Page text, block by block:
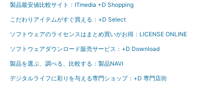
製品最安値比較サイト：ITmedia +D Shopping
こだわりアイテムがすぐ買える：+D Select
ソフトウェアのライセンスはまとめ買いがお得：LICENSE ONLINE
ソフトウェアダウンロード販売サービス：+D Download
製品を選ぶ、調べる、比較する：製品NAVI
デジタルライフに彩りを与える専門ショップ：+D 専門店街